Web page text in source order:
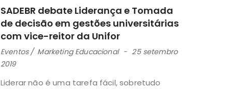
SADEBR debate Liderança e Tomada
de decisão em gestões universitárias
com vice-reitor da Unifor
Eventos Marketing Educacional
25 setembro
2019
Liderar não é uma tarefa fácil, sobretudo